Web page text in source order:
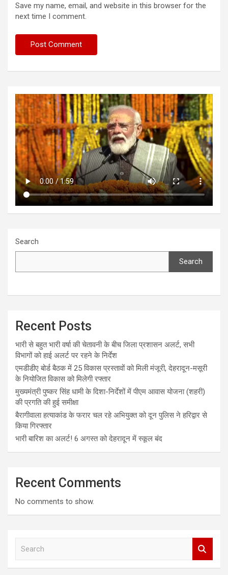
Save my name, email, and website in this browser for the
next time I comment.
Search
Search
Recent Posts
भारी से बहुत भारी वर्षा की चेतावनी के बीच जिला प्रशासन अलर्ट, सभी
विभागों को हाई अलर्ट पर रहने के निर्देश
एमडीडीए बोर्ड बैठक में 25 विकास प्रस्तावों को मिली मंजूरी, देहरादून-मसूरी
के नियोजित विकास को मिलेगी रफ्तार
मुख्यमंत्री पुष्कर सिंह धामी के दिशा-निर्देशों में पीएम आवास योजना (शहरी)
की प्रगति की हुई समीक्षा
बैरागीवाला हत्याकांड के फरार चल रहे अभियुक्त को दून पुलिस ने हरिद्वार से
किया गिरफ्तार
भारी बारिश का अलर्ट! 6 अगस्त को देहरादून में स्कूल बंद
Recent Comments
No comments to show.